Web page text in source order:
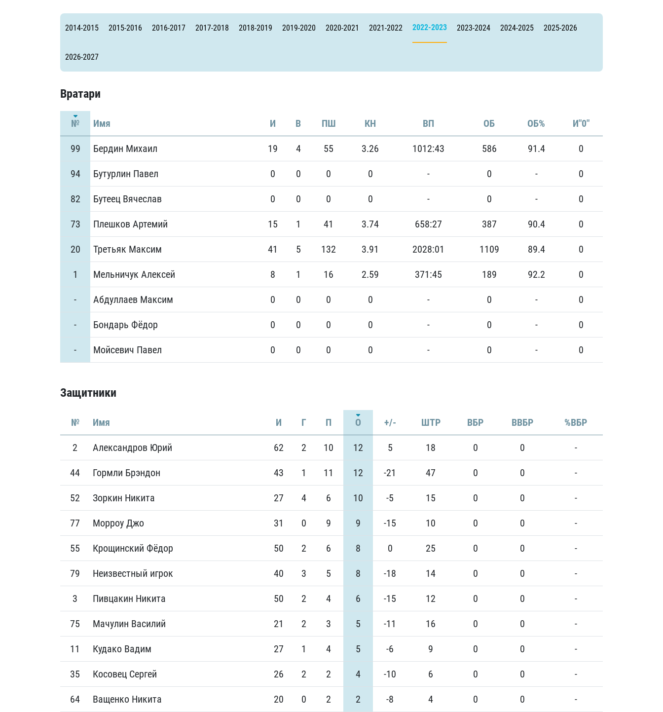
2014-2015 2015-2016 2016-2017 2017-2018 2018-2019 2019-2020 2020-2021 2021-2022 2022-2023 2023-2024 2024-2025 2025-2026
2026-2027
Вратари
№ Имя И В ПШ КН ВП ОБ ОБ% И"0"
99 Бердин Михаил 19 4 55 3.26 1012:43 586 91.4 0
94 Бутурлин Павел 0 0 0 0 - 0 - 0
82 Бутеец Вячеслав 0 0 0 0 - 0 - 0
73 Плешков Артемий 15 1 41 3.74 658:27 387 90.4 0
20 Третьяк Максим 41 5 132 3.91 2028:01 1109 89.4 0
1 Мельничук Алексей 8 1 16 2.59 371:45 189 92.2 0
- Абдуллаев Максим 0 0 0 0 - 0 - 0
- Бондарь Фёдор 0 0 0 0 - 0 - 0
- Мойсевич Павел 0 0 0 0 - 0 - 0
Защитники
№ Имя И Г П О +/- ШТР ВБР ВВБР %ВБР
2 Александров Юрий 62 2 10 12 5 18 0 0 -
44 Гормли Брэндон 43 1 11 12 -21 47 0 0 -
52 Зоркин Никита 27 4 6 10 -5 15 0 0 -
77 Морроу Джо 31 0 9 9 -15 10 0 0 -
55 Крощинский Фёдор 50 2 6 8 0 25 0 0 -
79 Неизвестный игрок 40 3 5 8 -18 14 0 0 -
3 Пивцакин Никита 50 2 4 6 -15 12 0 0 -
75 Мачулин Василий 21 2 3 5 -11 16 0 0 -
11 Кудако Вадим 27 1 4 5 -6 9 0 0 -
35 Косовец Сергей 26 2 2 4 -10 6 0 0 -
64 Ващенко Никита 20 0 2 2 -8 4 0 0 -